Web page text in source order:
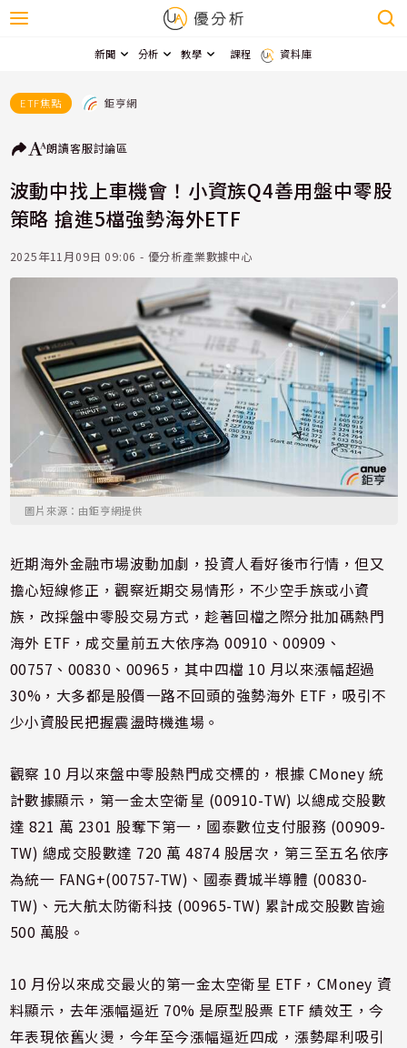
新聞 分析 教學 課程 資料庫
ETF焦點 鉅亨網
朗讀客服討論區
波動中找上車機會！小資族Q4善用盤中零股
策略 搶進5檔強勢海外ETF
2025年11月09日 09:06 - 優分析產業數據中心
圖片來源：由鉅亨網提供
近期海外金融市場波動加劇，投資人看好後市行情，但又
擔心短線修正，觀察近期交易情形，不少空手族或小資
族，改採盤中零股交易方式，趁著回檔之際分批加碼熱門
海外 ETF，成交量前五大依序為 00910、00909、
00757、00830、00965，其中四檔 10 月以來漲幅超過
30%，大多都是股價一路不回頭的強勢海外 ETF，吸引不
少小資股民把握震盪時機進場。
觀察 10 月以來盤中零股熱門成交標的，根據 CMoney 統
計數據顯示，第一金太空衛星 (00910-TW) 以總成交股數
達 821 萬 2301 股奪下第一，國泰數位支付服務 (00909-
TW) 總成交股數達 720 萬 4874 股居次，第三至五名依序
為統一 FANG+(00757-TW)、國泰費城半導體 (00830-
TW)、元大航太防衛科技 (00965-TW) 累計成交股數皆逾
500 萬股。
10 月份以來成交最火的第一金太空衛星 ETF，CMoney 資
料顯示，去年漲幅逼近 70% 是原型股票 ETF 績效王，今
年表現依舊火燙，今年至今漲幅逼近四成，漲勢犀利吸引